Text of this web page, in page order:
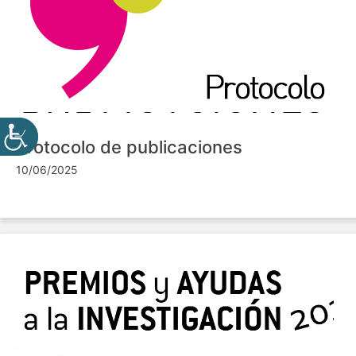
Protocolo de publicaciones
10/06/2025